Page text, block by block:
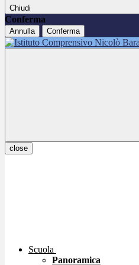
Chiudi
Conferma
Annulla Conferma
close
Scuola
Panoramica